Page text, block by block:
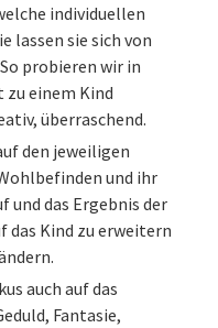
individuellen
lassen sie sich von
probieren wir in
zu einem Kind
überraschend.
den jeweiligen
und ihr
und das Ergebnis der
das Kind zu erweitern
auch auf das
Fantasie,